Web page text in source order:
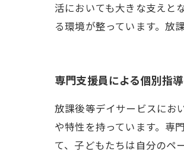
活においても大きな支えと
る環境が整っています。放
専門支援員による個別指
放課後等デイサービスにお
や特性を持っています。専
て、子どもたちは自分のペ